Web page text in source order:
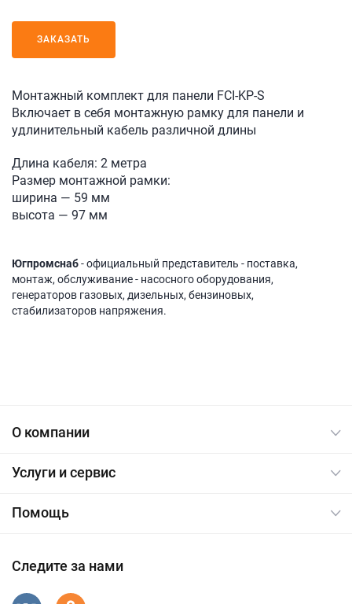
ЗАКАЗАТЬ
Монтажный комплект для панели FCI-KP-S
Включает в себя монтажную рамку для панели и
удлинительный кабель различной длины
Длина кабеля: 2 метра
Размер монтажной рамки:
ширина — 59 мм
высота — 97 мм
Югпромснаб- официальный представитель - поставка,
монтаж, обслуживание - насосного оборудования,
генераторов газовых, дизельных, бензиновых,
стабилизаторов напряжения.
О компании
Услуги и сервис
Помощь
Следите за нами